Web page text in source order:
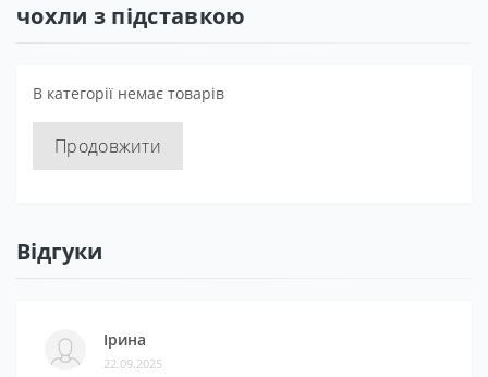
чохли з підставкою
В категорії немає товарів
Продовжити
Відгуки
Ірина
22.09.2025